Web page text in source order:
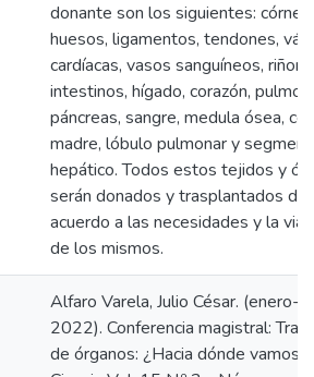
donante son los siguientes:
huesos, ligamentos, tendones,
cardíacas, vasos sanguíneos,
intestinos, hígado, corazón,
páncreas, sangre, medula ósea,
madre, lóbulo pulmonar y
hepático. Todos estos tejidos y
serán donados y trasplantados de
acuerdo a las necesidades y la
de los mismos.
Alfaro Varela, Julio César. (enero-
2022). Conferencia magistral:
de órganos: ¿Hacia dónde